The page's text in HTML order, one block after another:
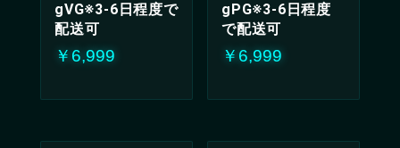
gVG※3-6日程度で
配送可
￥6,999
gPG※3-6日程度
で配送可
￥6,999